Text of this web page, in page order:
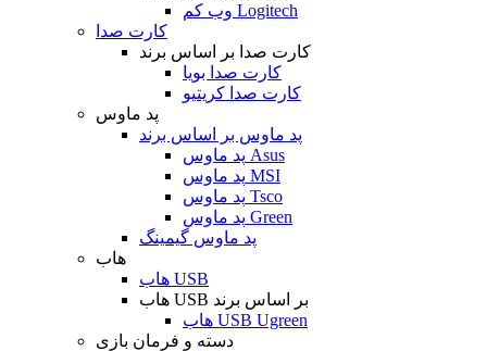
وب کم Logitech
کارت صدا
کارت صدا بر اساس برند
کارت صدا بویا
کارت صدا کریتیو
پد ماوس
پد ماوس بر اساس برند
پد ماوس Asus
پد ماوس MSI
پد ماوس Tsco
پد ماوس Green
پد ماوس گیمینگ
هاب
هاب USB
هاب USB بر اساس برند
هاب USB Ugreen
دسته و فرمان بازی